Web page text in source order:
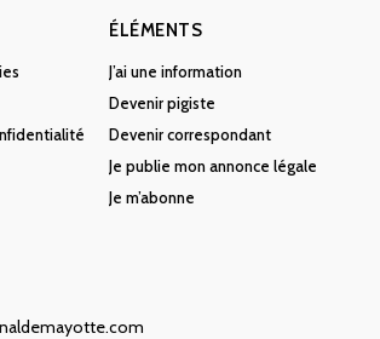
ÉLÉMENTS
J’ai une information
Devenir pigiste
Devenir correspondant
Je publie mon annonce légale
Je m’abonne